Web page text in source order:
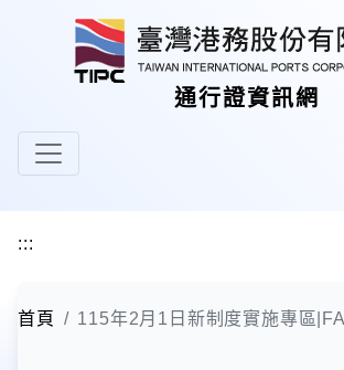
通行證資訊網
:::
首頁 115年2月1日新制度實施專區